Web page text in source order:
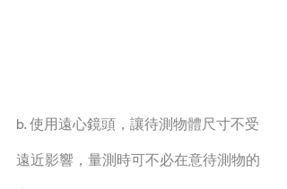
b. 使⽤遠⼼鏡頭，讓待測物體尺⼨不受
遠近影響，量測時可不必在意待測物的